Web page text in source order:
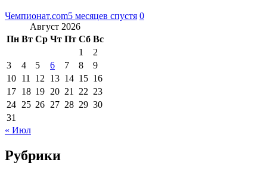
Чемпионат.com5 месяцев спустя 0
Август 2026
Пн Вт Ср Чт Пт Сб Вс
1
2
3
4 5 6 7 8
9
10 11 12 13 14 15 16
17 18 19 20 21 22 23
24 25 26 27 28 29 30
31
« Июл
Рубрики